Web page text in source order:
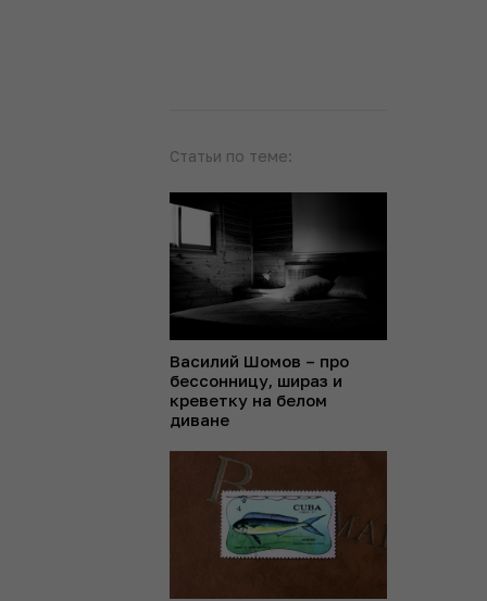
Статьи по теме:
Василий Шомов – про
бессонницу, шираз и
креветку на белом
диване